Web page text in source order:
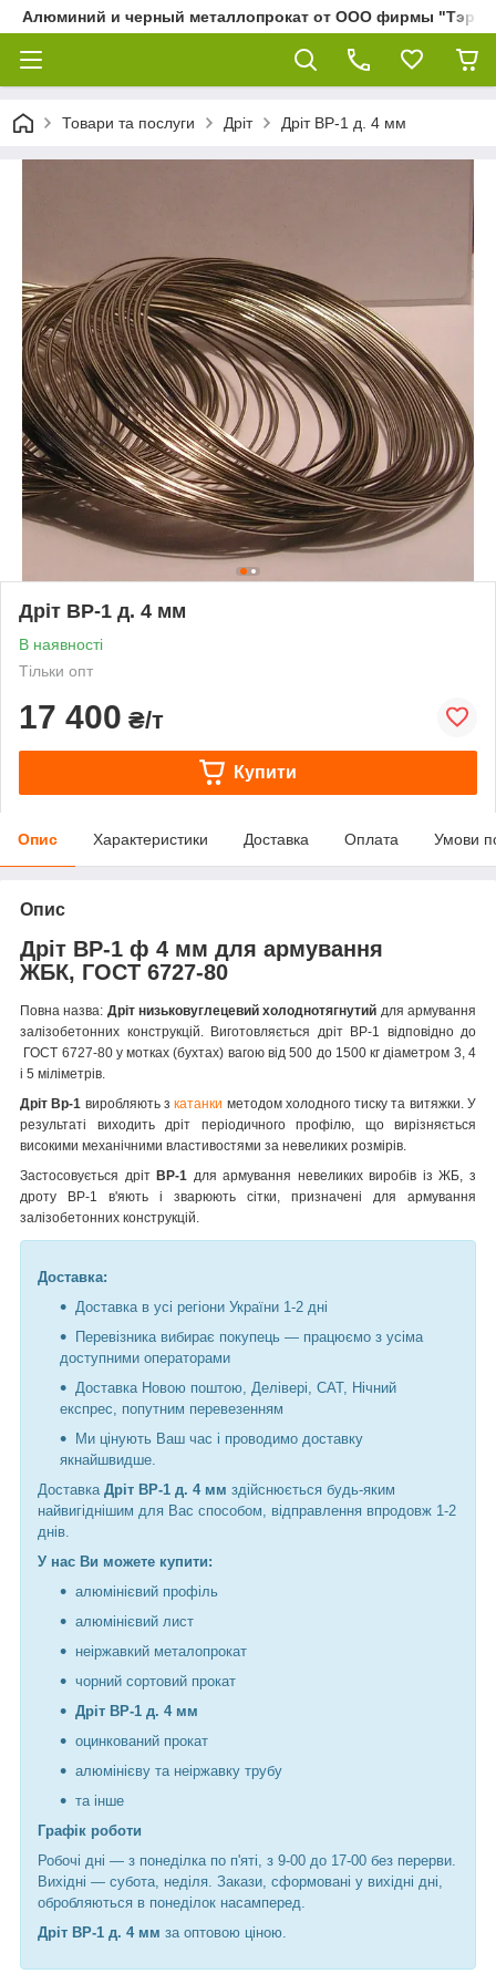
Алюминий и черный металлопрокат от ООО фирмы "Тэра"
Товари та послуги Дріт Дріт ВР-1 д. 4 мм
Дріт ВР-1 д. 4 мм
В наявності
Тільки опт
17 400 ₴/т
Купити
Опис Характеристики Доставка Оплата Умови
Опис
Дріт ВР-1 ф 4 мм для армування
ЖБК, ГОСТ 6727-80
Повна назва: Дріт низьковуглецевий холоднотягнутий для армування
залізобетонних конструкцій. Виготовляється дріт ВР-1 відповідно до
ГОСТ 6727-80 у мотках (бухтах) вагою від 500 до 1500 кг діаметром 3, 4
і 5 міліметрів.
Дріт Вр-1 виробляють зкатанки методом холодного тиску та витяжки. У
результаті виходить дріт періодичного профілю, що вирізняється
високими механічними властивостями за невеликих розмірів.
Застосовується дріт ВР-1 для армування невеликих виробів із ЖБ, з
дроту ВР-1 в'яють і зварюють сітки, призначені для армування
залізобетонних конструкцій.
Доставка:
Доставка в усі регіони України 1-2 дні
Перевізника вибирає покупець — працюємо з усіма
доступними операторами
Доставка Новою поштою, Делівері, САТ, Нічний
експрес, попутним перевезенням
Ми цінують Ваш час і проводимо доставку
якнайшвидше.
Доставка Дріт ВР-1 д. 4 мм здійснюється будь-яким
найвигіднішим для Вас способом, відправлення впродовж 1-2
днів.
У нас Ви можете купити:
алюмінієвий профіль
алюмінієвий лист
неіржавкий металопрокат
чорний сортовий прокат
Дріт ВР-1 д. 4 мм
оцинкований прокат
алюмінієву та неіржавку трубу
та інше
Графік роботи
Робочі дні — з понеділка по п'яті, з 9-00 до 17-00 без перерви.
Вихідні — субота, неділя. Закази, сформовані у вихідні дні,
обробляються в понеділок насамперед.
Дріт ВР-1 д. 4 мм за оптовою ціною.